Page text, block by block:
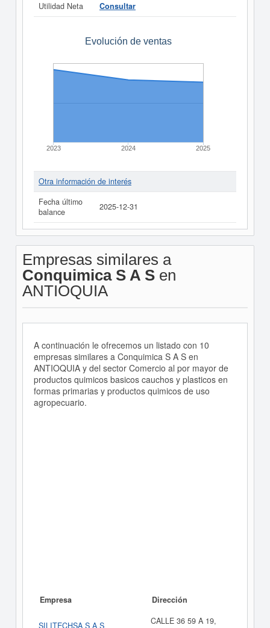
Utilidad Neta
Consultar
Evolución de ventas
2023 2024 2025
Otra información de interés
Fecha último
balance
2025-12-31
Empresas similares a
Conquimica S A Sen
ANTIOQUIA
A continuación le ofrecemos un listado con 10
empresas similares a Conquimica S A S en
ANTIOQUIA y del sector Comercio al por mayor de
productos quimicos basicos cauchos y plasticos en
formas primarias y productos quimicos de uso
agropecuario.
Empresa Dirección
SILITECHSA S A S
CALLE 36 59 A 19,